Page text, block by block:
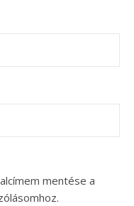
mentése a